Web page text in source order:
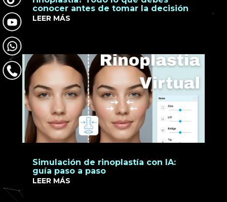
conocer antes de tomar la decisión
LEER MÁS
Simulación de rinoplastía con IA:
guía paso a paso
LEER MÁS